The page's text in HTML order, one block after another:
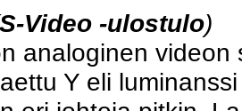
S-Video -ulostulo)
analoginen
Y eli